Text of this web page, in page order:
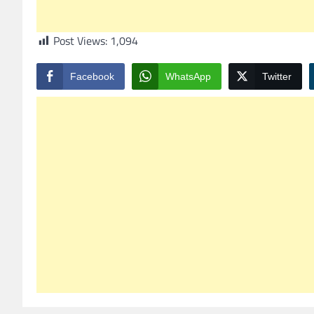
Post Views: 1,094
Facebook WhatsApp Twitter